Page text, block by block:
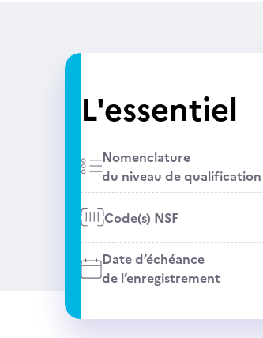
L'essentiel
Nomenclature
du niveau de qualification
Code(s) NSF
Date d’échéance
de l’enregistrement